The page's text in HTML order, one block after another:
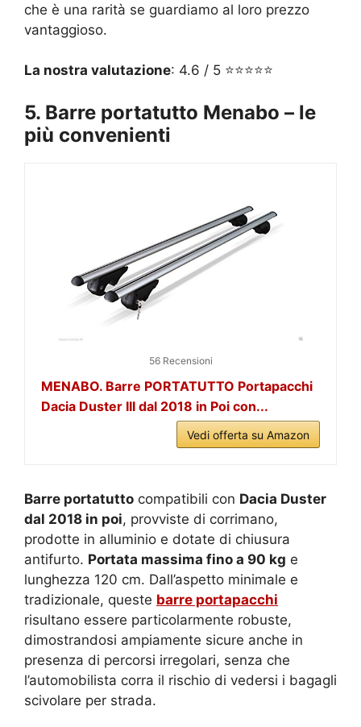
che è una rarità se guardiamo al loro prezzo
vantaggioso.
La nostra valutazione: 4.6 / 5 ⭐⭐⭐⭐⭐
5. Barre portatutto Menabo – le
più convenienti
56 Recensioni
MENABO. Barre PORTATUTTO Portapacchi
Dacia Duster III dal 2018 in Poi con...
Vedi offerta su Amazon
Barre portatutto compatibili con Dacia Duster
dal 2018 in poi, provviste di corrimano,
prodotte in alluminio e dotate di chiusura
antifurto. Portata massima fino a 90 kg e
lunghezza 120 cm. Dall’aspetto minimale e
tradizionale, queste barre portapacchi
risultano essere particolarmente robuste,
dimostrandosi ampiamente sicure anche in
presenza di percorsi irregolari, senza che
l’automobilista corra il rischio di vedersi i bagagli
scivolare per strada.